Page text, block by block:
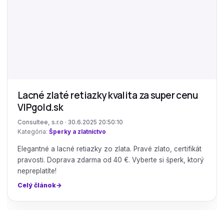
Lacné zlaté retiazky kvalita za super cenu
VIPgold.sk
Consultee, s.r.o · 30.6.2025 20:50:10
Kategória: Šperky a zlatníctvo
Elegantné a lacné retiazky zo zlata. Pravé zlato, certifikát
pravosti. Doprava zdarma od 40 €. Vyberte si šperk, ktorý
nepreplatíte!
Celý článok